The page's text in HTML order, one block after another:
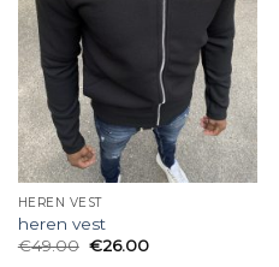
HEREN VEST
heren vest
€49.00 €26.00